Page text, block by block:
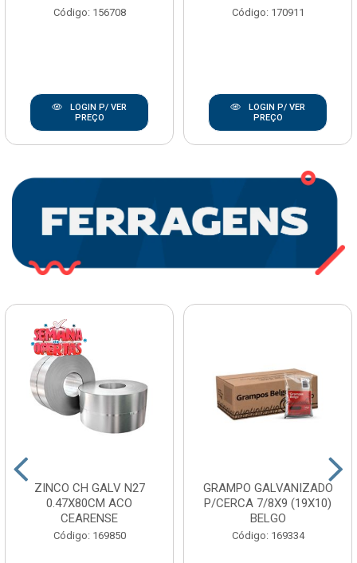
Código: 156708
LOGIN P/ VER
PREÇO
Código: 170911
LOGIN P/ VER
PREÇO
ZINCO CH GALV N27
0.47X80CM ACO
CEARENSE
Código: 169850
GRAMPO GALVANIZADO
P/CERCA 7/8X9 (19X10)
BELGO
Código: 169334